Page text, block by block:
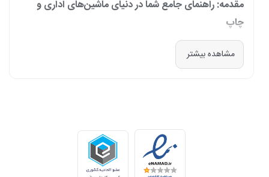
مقدمه: راهنمای جامع شما در دنیای ماشین‌های اداری و
چاپ
در دنیای پرشتاب امروز که کسب‌وکارها و سازمان‌ها برای افزایش بهره‌وری خود به
فناوری‌های نوین وابسته‌اند، دسترسی به ابزارهای کارآمد و قابل اعتماد یک
ما، ارائه راهکارهای جامع، از مشاوره پیش از خرید تا پشتیبانی پس از فروش،
برای سازمان‌ها، شرکت‌ها و کاربران خانگی است.
طیف کاملی از محصولات برای هر نیازی
مشاهده بیشتر